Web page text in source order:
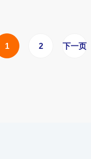
1 2 下一页